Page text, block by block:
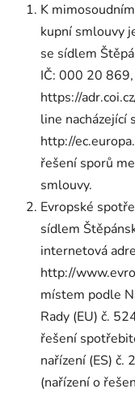
K
kupní smlouvy
se sídlem
IČ: 000 20
https://
line nacházející
http://
řešení sporů
smlouvy.
Evropské
sídlem
internetová
http://
místem podle
Rady (EU) č.
řešení
nařízení (ES)
(nařízení o